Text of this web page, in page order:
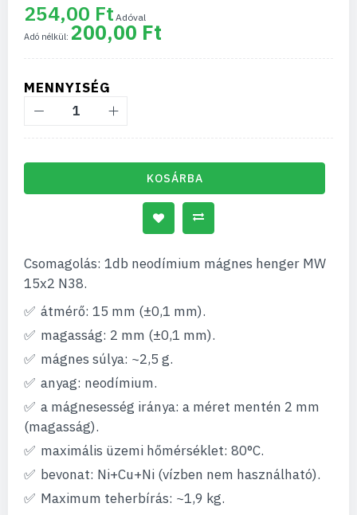
elejére
254,00 Ft
200,00 Ft
MENNYISÉG
KOSÁRBA
Csomagolás: 1db neodímium mágnes henger MW
15x2 N38.
átmérő: 15 mm (±0,1 mm).
magasság: 2 mm (±0,1 mm).
mágnes súlya: ~2,5 g.
anyag: neodímium.
a mágnesesség iránya: a méret mentén 2 mm
(magasság).
maximális üzemi hőmérséklet: 80°C.
bevonat: Ni+Cu+Ni (vízben nem használható).
Maximum teherbírás: ~1,9 kg.